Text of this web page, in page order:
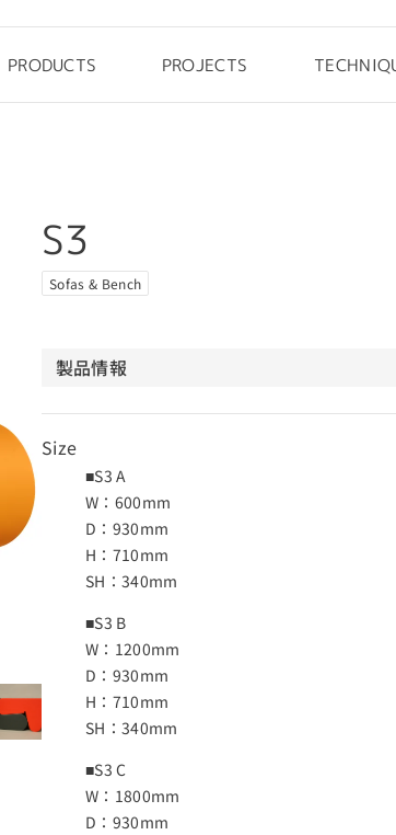
PRODUCTS
Rock elements
Cliffy
PROJECTS
S3
Sofas & Bench
製品情報
Size
■S3 A
W：600mm
D：930mm
H：710mm
SH：340mm
■S3 B
W：1200mm
D：930mm
H：710mm
SH：340mm
■S3 C
W：1800mm
D：930mm